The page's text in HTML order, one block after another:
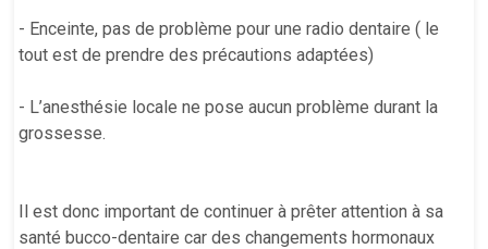
- Enceinte, pas de problème pour une radio dentaire ( le
tout est de prendre des précautions adaptées)
- L’anesthésie locale ne pose aucun problème durant la
grossesse.
Il est donc important de continuer à prêter attention à sa
santé bucco-dentaire car des changements hormonaux